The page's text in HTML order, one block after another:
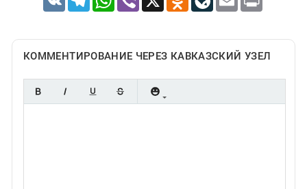
КОММЕНТИРОВАНИЕ ЧЕРЕЗ КАВКАЗСКИЙ УЗЕЛ